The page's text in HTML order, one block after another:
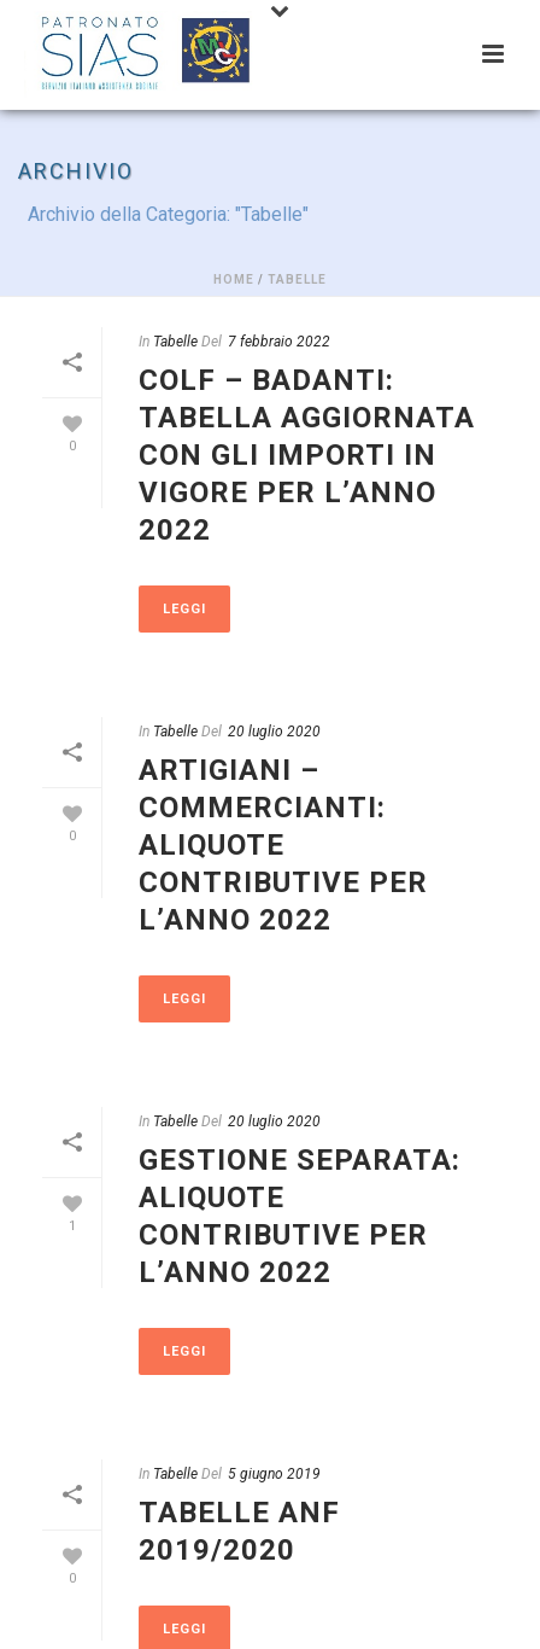
ARCHIVIO
Archivio della Categoria: "Tabelle"
HOME / TABELLE
0
In Tabelle Del 7 febbraio 2022
COLF – BADANTI:
TABELLA AGGIORNATA
CON GLI IMPORTI IN
VIGORE PER L’ANNO
2022
LEGGI
0
In Tabelle Del 20 luglio 2020
ARTIGIANI –
COMMERCIANTI:
ALIQUOTE
CONTRIBUTIVE PER
L’ANNO 2022
LEGGI
1
In Tabelle Del 20 luglio 2020
GESTIONE SEPARATA:
ALIQUOTE
CONTRIBUTIVE PER
L’ANNO 2022
LEGGI
0
In Tabelle Del 5 giugno 2019
TABELLE ANF
2019/2020
LEGGI